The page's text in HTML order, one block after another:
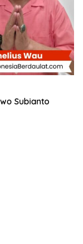
Subianto